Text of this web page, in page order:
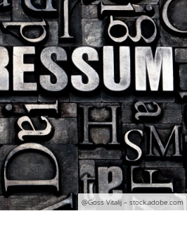
@Goss Vitalij – stock.adobe.com